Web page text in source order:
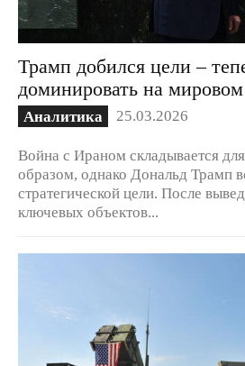
Трамп добился цели –
доминировать на
Аналитика 25.03.2026
Война с Ираном складывается
образом, однако Дональд Трамп
стратегической цели. После
ключевых объектов...